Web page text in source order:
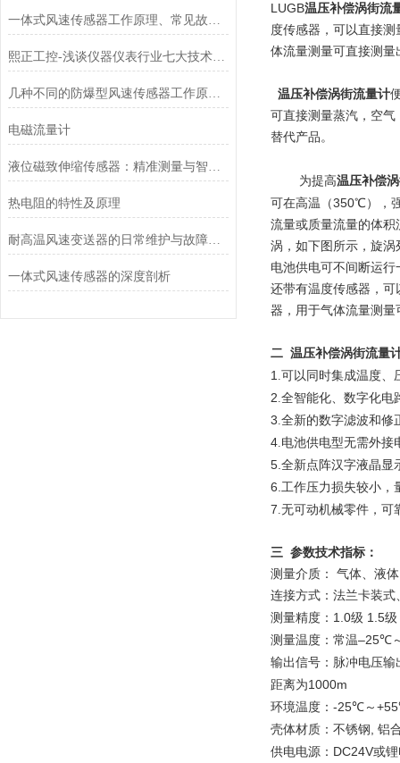
一体式风速传感器工作原理、常见故障排查与运维建议
熙正工控-浅谈仪器仪表行业七大技术问题
几种不同的防爆型风速传感器工作原理介绍
电磁流量计
液位磁致伸缩传感器：精准测量与智能应用
热电阻的特性及原理
耐高温风速变送器的日常维护与故障排查指南
一体式风速传感器的深度剖析
LUGB温压补偿涡街流
度传感器，可以直接
体流量测量可直接测
温压补偿涡街流量计
可直接测量蒸汽，空
替代产品。
为提高温压补偿
可在高温（350℃），
流量或质量流量的体
涡，如下图所示，旋
电池供电可不间断运
还带有温度传感器，
器，用于气体流量测
二 温压补偿涡街流量
1 .可以同时集成温度、
2.全智能化、数字化电
3.全新的数字滤波和修
4.电池供电型无需外接
5. 全新点阵汉字液晶显
6. 工作压力损失较小，
7.无可动机械零件，可
三 参数技术指标：
测量介质：
气体、液
连接方式：法兰卡装式
测量精度： 1.0级 1.5级
测量温度：常温–25℃
输出信号：脉冲电压输
距离为1000m
环境温度： -25℃～ +55
壳体材质：不锈钢
铝
供电电源： DC24V或